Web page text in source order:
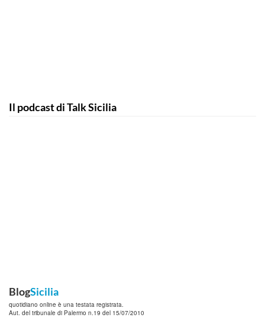
Il podcast di Talk Sicilia
BlogSicilia
quotidiano online è una testata registrata.
Aut. del tribunale di Palermo n.19 del 15/07/2010